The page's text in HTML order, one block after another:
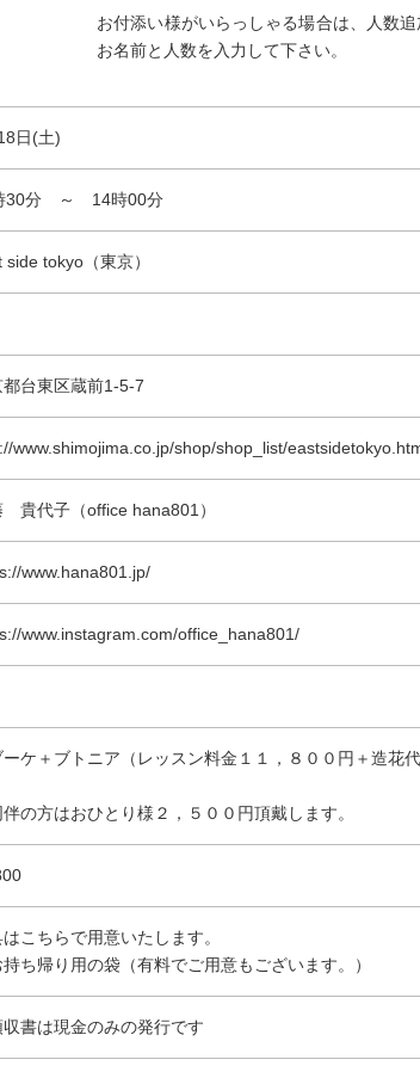
お付添い様がいらっしゃる場合は、人数
お名前と人数を入力して下さい。
日(土)
30分 ～ 14時00分
side tokyo（東京）
都台東区蔵前1-5-7
www.shimojima.co.jp/shop/shop_list/
貴代子（office hana801）
www.hana801.jp/
www.instagram.com/office_hana801/
ケ＋ブトニア（レッスン料金１１，８００円＋造花代
の方はおひとり様２，５００円頂戴します。
こちらで用意いたします。
持ち帰り用の袋（有料でご用意もございます。）
収書は現金のみの発行です